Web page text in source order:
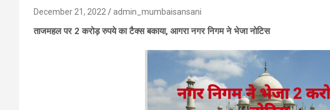
December 21, 2022 admin_mumbaisansani
ताजमहल पर 2 करोड़ रुपये का टैक्स बकाया, आगरा नगर निगम ने भेजा नोटिस